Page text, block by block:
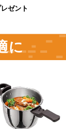
ゼント
に